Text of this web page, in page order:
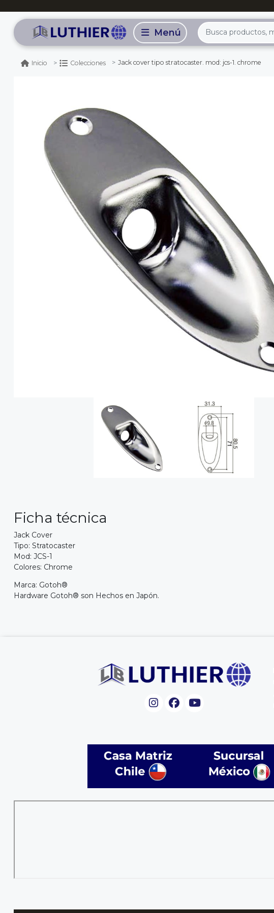
Inicio Colecciones Jack cover tipo stratocaster. mod: jcs-1. chrome
Ficha técnica
Jack Cover
Tipo: Stratocaster
Mod: JCS-1
Colores: Chrome
Marca: Gotoh®
Hardware Gotoh® son Hechos en Japón.